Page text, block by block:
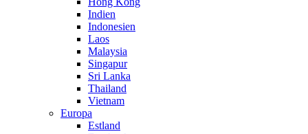
Indien
Indonesien
Laos
Malaysia
Singapur
Sri Lanka
Thailand
Vietnam
Europa
Estland